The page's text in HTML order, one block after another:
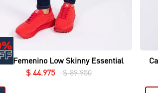
Vista rápida
Femenino Low Skinny Essential
$ 44.975 $ 89.950